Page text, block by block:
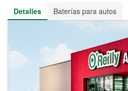
Detalles
Baterías para autos